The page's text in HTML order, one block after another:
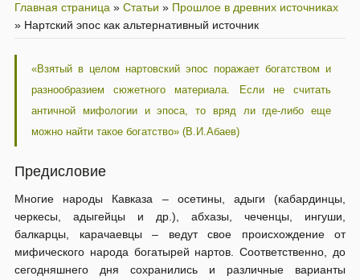
Главная страница » Статьи » Прошлое в древних источниках
» Нартский эпос как альтернативный источник
«Взятый в целом нартовский эпос поражает богатством и
разнообразием сюжетного материала. Если не считать
античной мифологии и эпоса, то вряд ли где-либо еще
можно найти такое богатство» (В.И.Абаев)
Предисловие
Многие народы Кавказа – осетины, адыги (кабардинцы,
черкесы, адыгейцы и др.), абхазы, чеченцы, ингуши,
балкарцы, карачаевцы – ведут свое происхождение от
мифического народа богатырей нартов. Соответственно, до
сегодняшнего дня сохранились и различные варианты